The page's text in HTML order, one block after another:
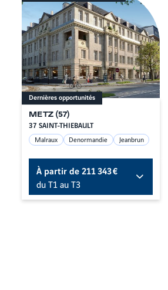
METZ (57)
37 SAINT-THIEBAULT
Dernières opportunités
Malraux Denormandie Jeanbrun
À partir de211 343 €
du T1 au T3